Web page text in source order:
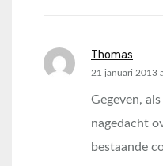
Thomas
says:
21 januari 2013
Gegeven,
nagedacht
bestaande